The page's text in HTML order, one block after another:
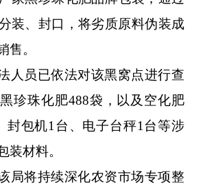
装、封口，将劣质原料伪装成
售。
人员已依法对该黑窝点进行查
珍珠化肥488袋，以及空化肥
封包机1台、电子台秤1台等涉
装材料。
局将持续深化农资市场专项整